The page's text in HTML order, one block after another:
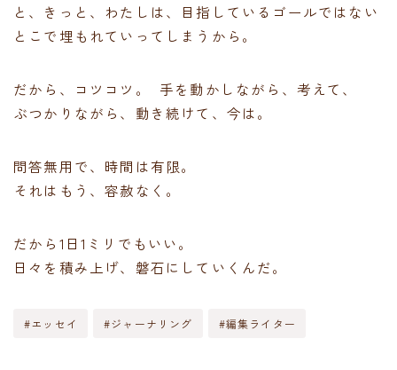
と、きっと、わたしは、目指しているゴールではない
とこで埋もれていってしまうから。
だから、コツコツ。 手を動かしながら、考えて、
ぶつかりながら、動き続けて、今は。
問答無用で、時間は有限。
それはもう、容赦なく。
だから1日1ミリでもいい。
日々を積み上げ、磐石にしていくんだ。
#エッセイ #ジャーナリング #編集ライター